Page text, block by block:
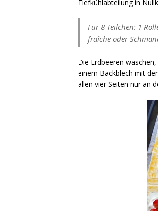
Tiefkühlabteilung in
Für 8 Teilchen: 1
fraîche oder
Die Erdbeeren
einem Backblech mit
allen vier Seiten nur an